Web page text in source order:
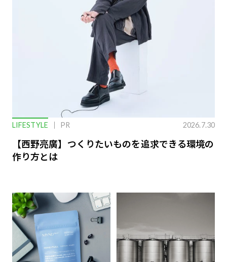
LIFESTYLE PR 2026.7.30
【西野亮廣】つくりたいものを追求できる環境の
作り方とは